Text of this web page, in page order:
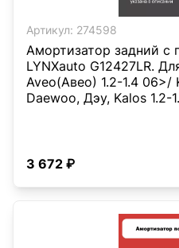
Артикул: 274598
Амортизатор задний с
LYNXauto G12427LR.
Aveo(Авео) 1.2-1.4 06>/
Daewoo, Дэу, Kalos 1.2-
3 672 ₽